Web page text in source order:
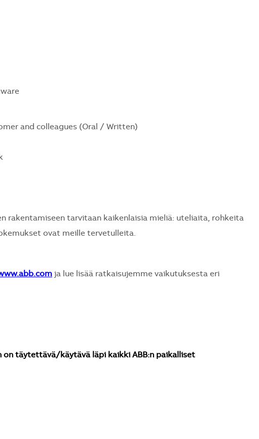
and colleagues (Oral / Written)
rakentamiseen tarvitaan kaikenlaisia mieliä: uteliaita, rohkeita
ovat meille tervetulleita.
ja lue lisää ratkaisujemme vaikutuksesta eri
on täytettävä/käytävä läpi kaikki ABB:n paikalliset